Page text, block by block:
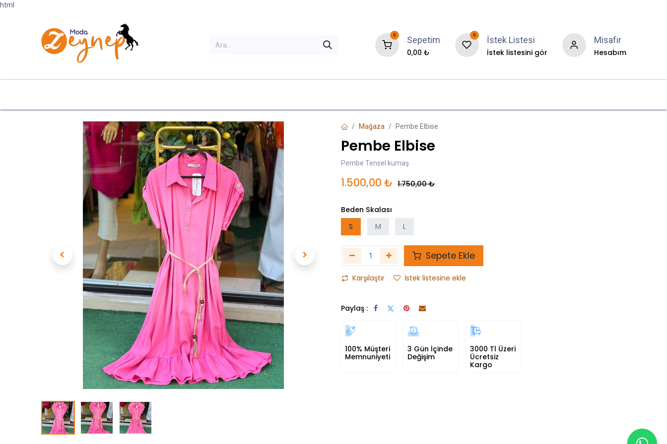
html
0 Sepetim
0,00 ₺
0 İstek Listesi
İstek listesini gör
Misafir
Hesabım
Mağaza Pembe Elbise
Pembe Elbise
Pembe Tensel kumaş
1.500,00 ₺ 1.750,00₺
Beden Skalası
S
M L
Sepete Ekle
Karşılaştır İstek listesine ekle
Paylaş :
100% Müşteri
Memnuniyeti
3 Gün İçinde
Değişim
3000 Tl Üzeri
Ücretsiz
Kargo